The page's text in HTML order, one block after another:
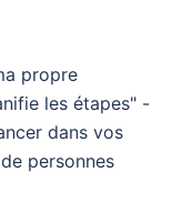
propre
les étapes" -
dans vos
personnes